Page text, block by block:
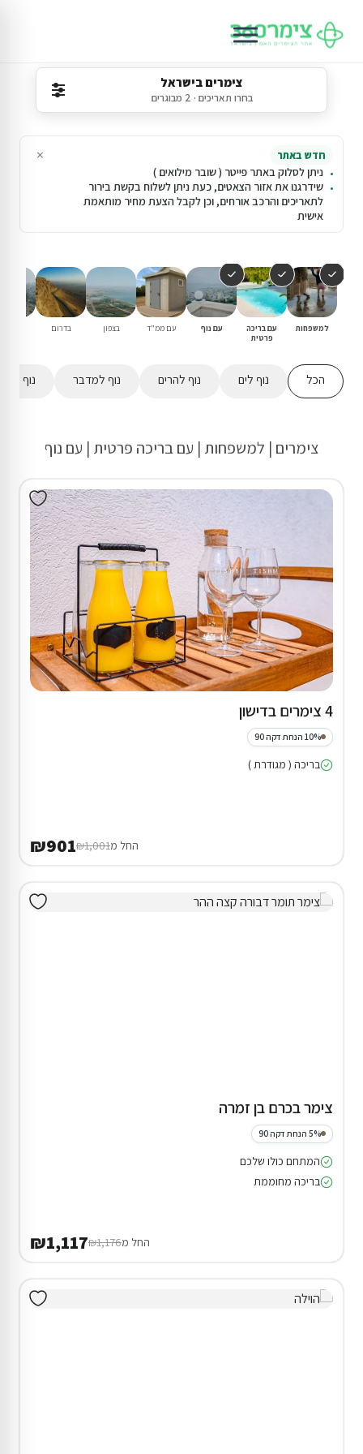
צימרים בישראל
בחרו תאריכים · 2 מבוגרים
חדש באתר
ניתן לסלוק באתר פייטר ( שובר מילואים )
שידרגנו את אזור הצאטים, כעת ניתן לשלוח בקשת בירור
לתאריכים והרכב אורחים, וכן לקבל הצעת מחיר מותאמת
אישית
×
למשפחות
עם בריכה
פרטית
עם נוף עם ממ"ד בצפון בדרום
הכל נוף לים נוף להרים נוף למדבר נוף
צימרים | למשפחות | עם בריכה פרטית | עם נוף
4 צימרים בדישון
10% הנחת דקה 90
בריכה ( מגודרת )
החל מ₪1,001
₪901
צימר בכרם בן זמרה
5% הנחת דקה 90
המתחם כולו שלכם
בריכה מחוממת
החל מ₪1,176
₪1,117